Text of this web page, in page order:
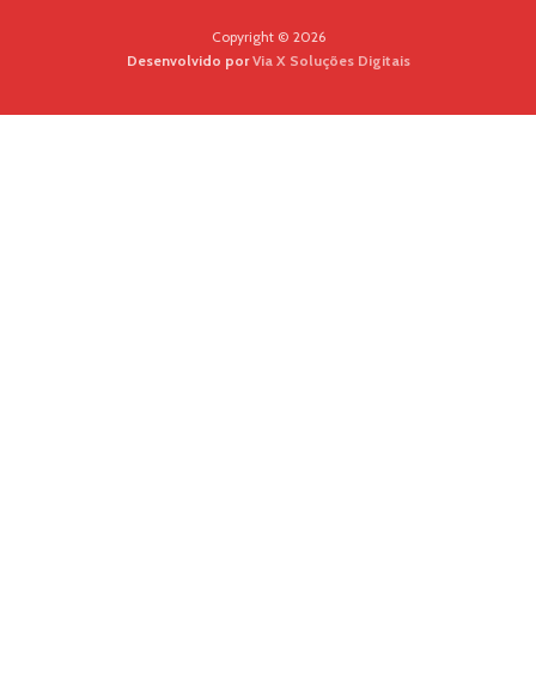
Copyright © 2026
Desenvolvido porVia X Soluções Digitais